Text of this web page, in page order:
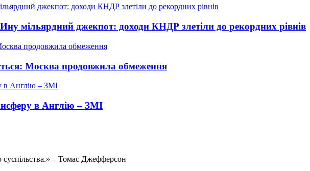
мільярдний джекпот: доходи КНДР злетіли до рекордних рівнів
Москва продовжила обмеження
в Англію – ЗМІ
суспільства.» – Томас Джефферсон